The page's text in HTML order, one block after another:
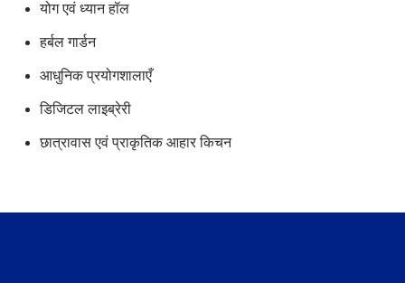
योग एवं ध्यान हॉल
हर्बल गार्डन
आधुनिक प्रयोगशालाएँ
डिजिटल लाइब्रेरी
छात्रावास एवं प्राकृतिक आहार किचन